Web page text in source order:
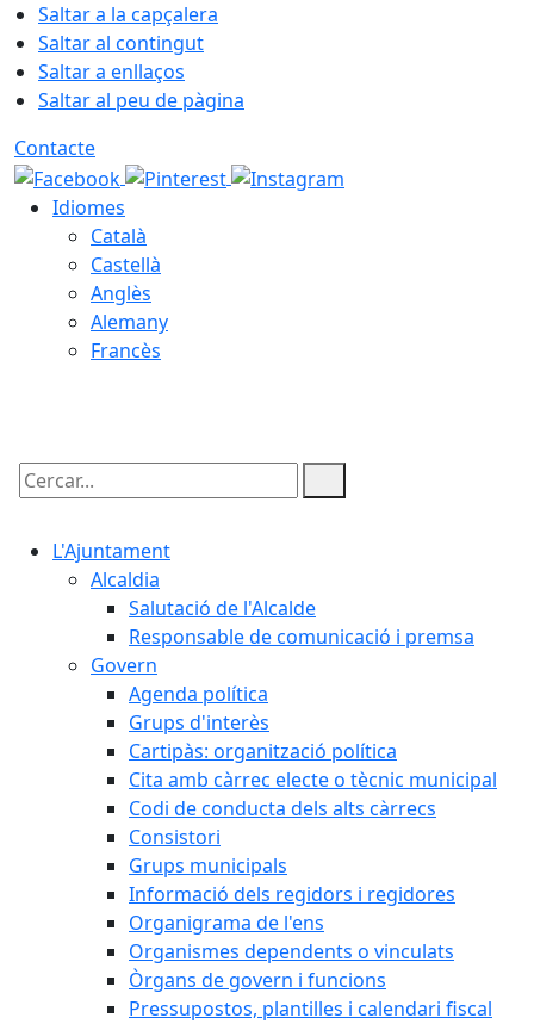
Saltar a la capçalera
Saltar al contingut
Saltar a enllaços
Saltar al peu de pàgina
Contacte
Idiomes
Català
Castellà
Anglès
Alemany
Francès
Cercar:
L'Ajuntament
Alcaldia
Salutació de l'Alcalde
Responsable de comunicació i premsa
Govern
Agenda política
Grups d'interès
Cartipàs: organització política
Cita amb càrrec electe o tècnic municipal
Codi de conducta dels alts càrrecs
Consistori
Grups municipals
Informació dels regidors i regidores
Organigrama de l'ens
Organismes dependents o vinculats
Òrgans de govern i funcions
Pressupostos, plantilles i calendari fiscal